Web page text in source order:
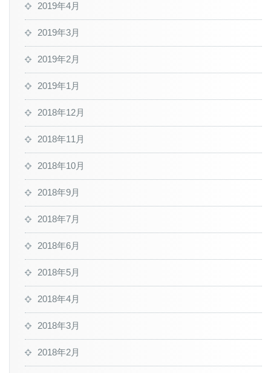
2019年4月
2019年3月
2019年2月
2019年1月
2018年12月
2018年11月
2018年10月
2018年9月
2018年7月
2018年6月
2018年5月
2018年4月
2018年3月
2018年2月